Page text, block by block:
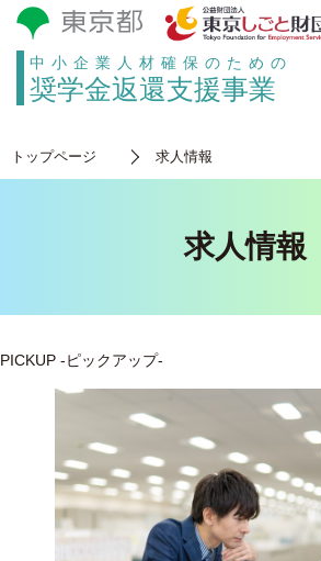
中小企業人材確保のための
奨学金返還支援事業
トップページ 求人情報
求人情報
PICKUP -ピックアップ-